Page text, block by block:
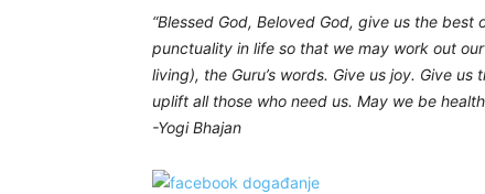
“Blessed God, Beloved God, give us the
punctuality in life so that we may work out
living), the Guru’s words. Give us joy. Give
uplift all those who need us. May we be
-Yogi Bhajan